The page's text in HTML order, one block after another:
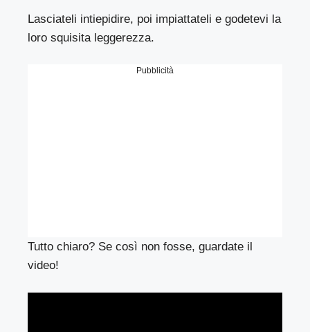
Lasciateli intiepidire, poi impiattateli e godetevi la
loro squisita leggerezza.
Pubblicità
Tutto chiaro? Se così non fosse, guardate il
video!